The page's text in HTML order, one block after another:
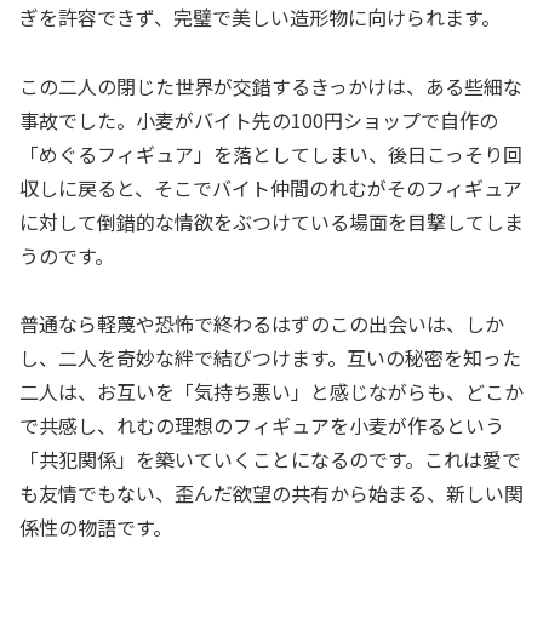
ぎを許容できず、完璧で美しい造形物に向けられます。
この二人の閉じた世界が交錯するきっかけは、ある些細な
事故でした。小麦がバイト先の100円ショップで自作の
「めぐるフィギュア」を落としてしまい、後日こっそり回
収しに戻ると、そこでバイト仲間のれむがそのフィギュア
に対して倒錯的な情欲をぶつけている場面を目撃してしま
うのです。
普通なら軽蔑や恐怖で終わるはずのこの出会いは、しか
し、二人を奇妙な絆で結びつけます。互いの秘密を知った
二人は、お互いを「気持ち悪い」と感じながらも、どこか
で共感し、れむの理想のフィギュアを小麦が作るという
「共犯関係」を築いていくことになるのです。これは愛で
も友情でもない、歪んだ欲望の共有から始まる、新しい関
係性の物語です。